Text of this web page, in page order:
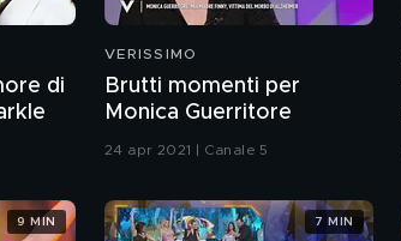
di
VERISSIMO
Brutti momenti per
Monica Guerritore
24 apr 2021 | Canale 5
9 MIN 7 MIN